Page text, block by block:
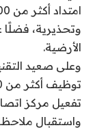
الأرضية.
وعلى صعيد
واستقبال